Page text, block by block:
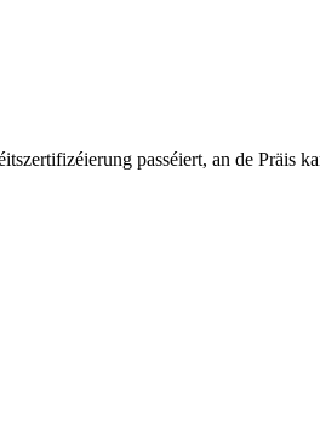
passéiert, an de Präis